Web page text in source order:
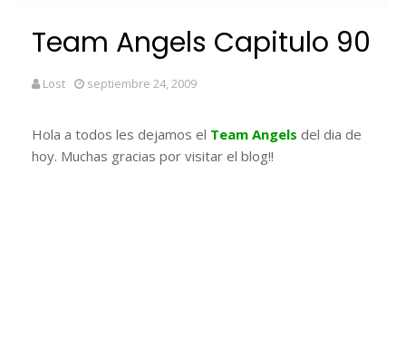
Team Angels Capitulo 90
Lost septiembre 24, 2009
Hola a todos les dejamos el Team Angels del dia de
hoy. Muchas gracias por visitar el blog!!